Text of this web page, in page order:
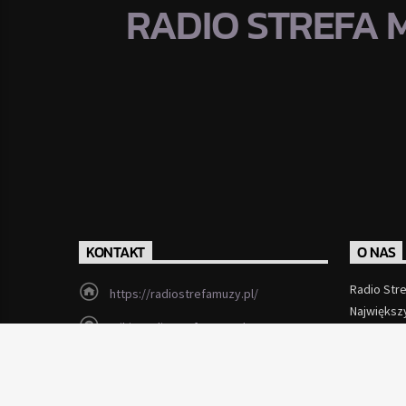
RADIO STREFA
KONTAKT
https://radiostrefamuzy.pl/
miki@radiostrefamuzy.pl
O NAS
Radio